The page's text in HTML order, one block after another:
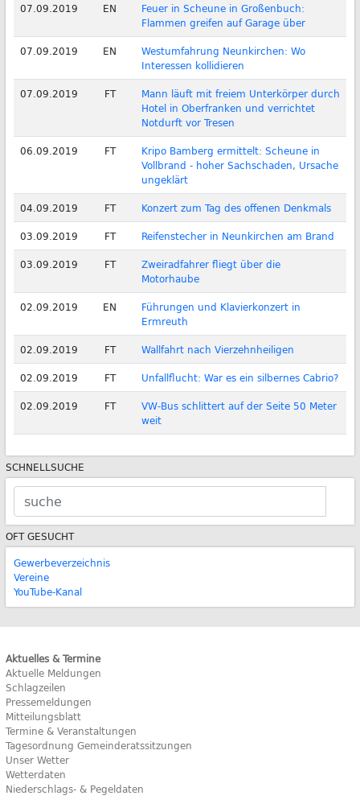
07.09.2019
EN
Feuer in Scheune in Großenbuch:
Flammen greifen auf Garage über
07.09.2019
EN
Westumfahrung Neunkirchen: Wo
Interessen kollidieren
07.09.2019
FT
Mann läuft mit freiem Unterkörper durch
Hotel in Oberfranken und verrichtet
Notdurft vor Tresen
06.09.2019
FT
Kripo Bamberg ermittelt: Scheune in
Vollbrand - hoher Sachschaden, Ursache
ungeklärt
04.09.2019
FT
Konzert zum Tag des offenen Denkmals
03.09.2019
FT
Reifenstecher in Neunkirchen am Brand
03.09.2019
FT
Zweiradfahrer fliegt über die
Motorhaube
02.09.2019
EN
Führungen und Klavierkonzert in
Ermreuth
02.09.2019
FT
Wallfahrt nach Vierzehnheiligen
02.09.2019
FT
Unfallflucht: War es ein silbernes Cabrio?
02.09.2019
FT
VW-Bus schlittert auf der Seite 50 Meter
weit
SCHNELLSUCHE
OFT GESUCHT
Gewerbeverzeichnis
Vereine
YouTube-Kanal
Aktuelles & Termine
Aktuelle Meldungen
Schlagzeilen
Pressemeldungen
Mitteilungsblatt
Termine & Veranstaltungen
Tagesordnung Gemeinderatssitzungen
Unser Wetter
Wetterdaten
Niederschlags- & Pegeldaten